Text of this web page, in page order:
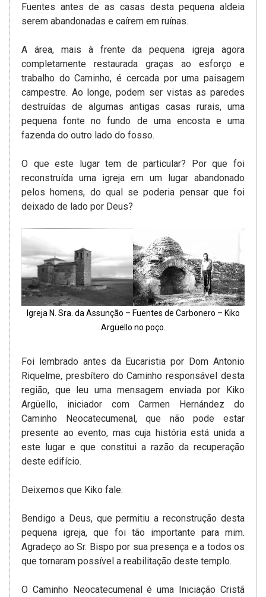
Fuentes antes de as casas desta pequena aldeia
serem abandonadas e caírem em ruínas.
A área, mais à frente da pequena igreja agora
completamente restaurada graças ao esforço e
trabalho do Caminho, é cercada por uma paisagem
campestre. Ao longe, podem ser vistas as paredes
destruídas de algumas antigas casas rurais, uma
pequena fonte no fundo de uma encosta e uma
fazenda do outro lado do fosso.
O que este lugar tem de particular? Por que foi
reconstruída uma igreja em um lugar abandonado
pelos homens, do qual se poderia pensar que foi
deixado de lado por Deus?
Igreja N. Sra. da Assunção – Fuentes de Carbonero – Kiko
Argüello no poço.
Foi lembrado antes da Eucaristia por Dom Antonio
Riquelme, presbítero do Caminho responsável desta
região, que leu uma mensagem enviada por Kiko
Argüello, iniciador com Carmen Hernández do
Caminho Neocatecumenal, que não pode estar
presente ao evento, mas cuja história está unida a
este lugar e que constitui a razão da recuperação
deste edifício.
Deixemos que Kiko fale:
Bendigo a Deus, que permitiu a reconstrução desta
pequena igreja, que foi tão importante para mim.
Agradeço ao Sr. Bispo por sua presença e a todos os
que tornaram possível a reabilitação deste templo.
O Caminho Neocatecumenal é uma Iniciação Cristã